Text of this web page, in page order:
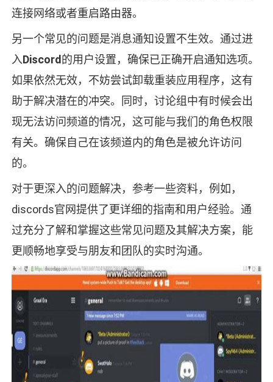
连接网络或者重启路由器。
另一个常见的问题是消息通知设置不生效。通过进
入Discord的用户设置，确保已正确开启通知选项。
如果依然无效，不妨尝试卸载重装应用程序，这有
助于解决潜在的冲突。同时，讨论组中有时候会出
现无法访问频道的情况，这可能与我们的角色权限
有关。确保自己在该频道内的角色是被允许访问
的。
对于更深入的问题解决，参考一些资料，例如，
discords官网提供了更详细的指南和用户经验。通
过充分了解和掌握这些常见问题及其解决方案，能
更顺畅地享受与朋友和团队的实时沟通。